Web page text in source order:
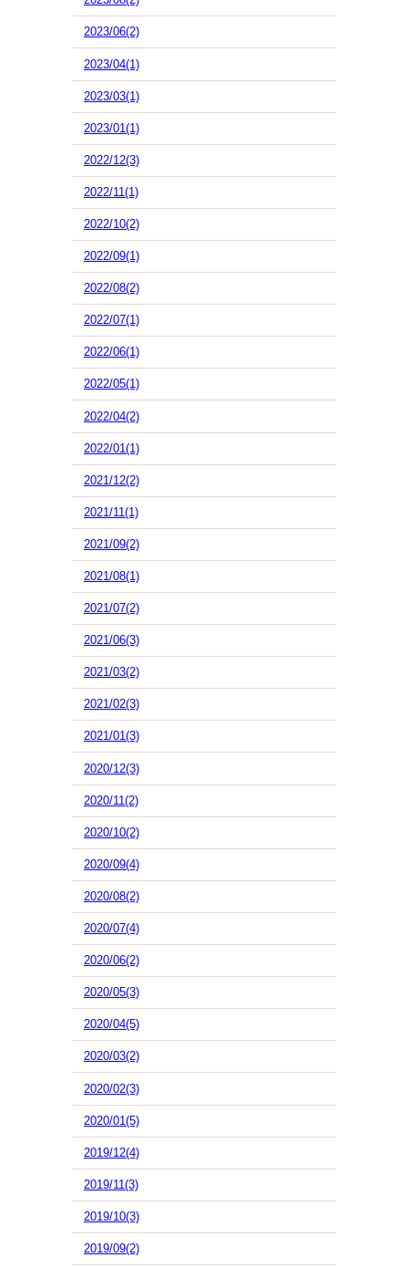
2023/06(2)
2023/04(1)
2023/03(1)
2023/01(1)
2022/12(3)
2022/11(1)
2022/10(2)
2022/09(1)
2022/08(2)
2022/07(1)
2022/06(1)
2022/05(1)
2022/04(2)
2022/01(1)
2021/12(2)
2021/11(1)
2021/09(2)
2021/08(1)
2021/07(2)
2021/06(3)
2021/03(2)
2021/02(3)
2021/01(3)
2020/12(3)
2020/11(2)
2020/10(2)
2020/09(4)
2020/08(2)
2020/07(4)
2020/06(2)
2020/05(3)
2020/04(5)
2020/03(2)
2020/02(3)
2020/01(5)
2019/12(4)
2019/11(3)
2019/10(3)
2019/09(2)